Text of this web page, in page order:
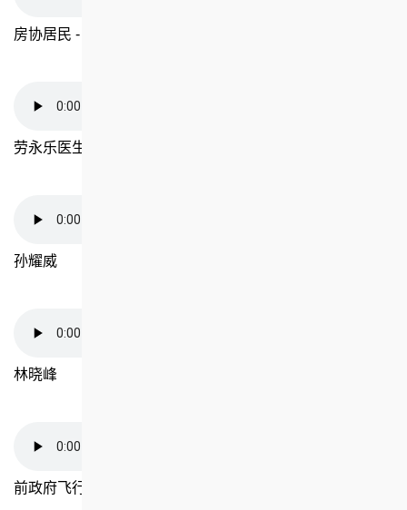
房协居民 - 何太
劳永乐医生
孙耀威
林晓峰
前政府飞行服务队总监毕耀明